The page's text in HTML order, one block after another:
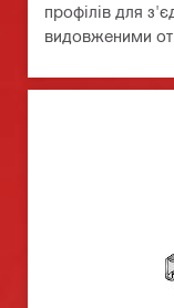
профілів для
видовженими